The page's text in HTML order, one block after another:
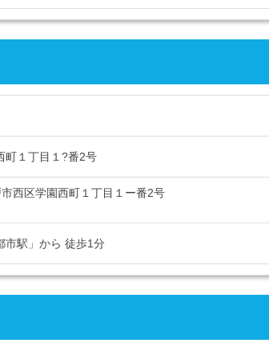
町１丁目１?番2号
西区学園西町１丁目１ー番2号
市駅」から 徒歩1分